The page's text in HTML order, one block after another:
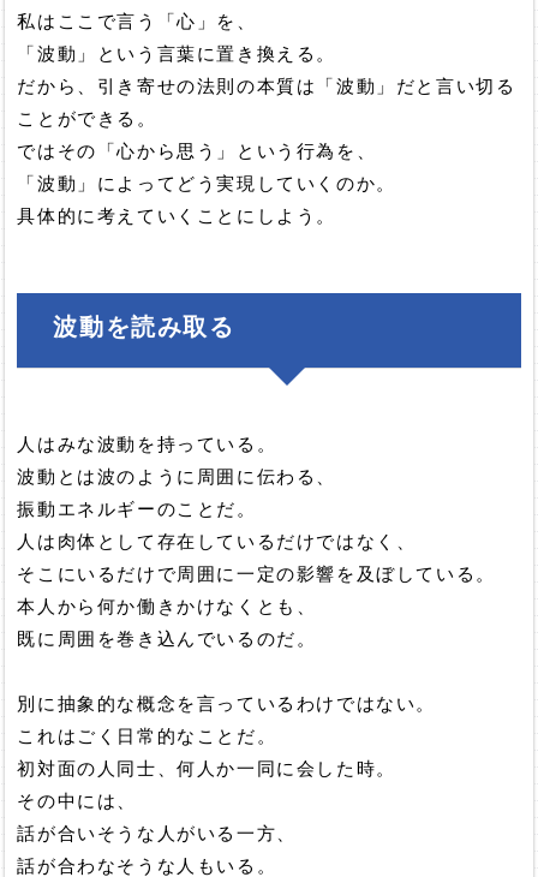
私はここで言う「心」を、
「波動」という言葉に置き換える。
だから、引き寄せの法則の本質は「波動」だと言い切る
ことができる。
ではその「心から思う」という行為を、
「波動」によってどう実現していくのか。
具体的に考えていくことにしよう。
波動を読み取る
人はみな波動を持っている。
波動とは波のように周囲に伝わる、
振動エネルギーのことだ。
人は肉体として存在しているだけではなく、
そこにいるだけで周囲に一定の影響を及ぼしている。
本人から何か働きかけなくとも、
既に周囲を巻き込んでいるのだ。
別に抽象的な概念を言っているわけではない。
これはごく日常的なことだ。
初対面の人同士、何人か一同に会した時。
その中には、
話が合いそうな人がいる一方、
話が合わなそうな人もいる。